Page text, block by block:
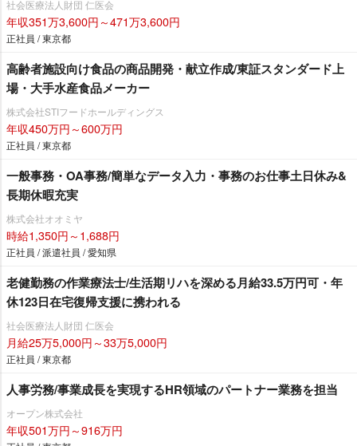
社会医療法人財団 仁医会
年収351万3,600円～471万3,600円
正社員 / 東京都
高齢者施設向け食品の商品開発・献立作成/東証スタンダード上
場・大手水産食品メーカー
株式会社STIフードホールディングス
年収450万円～600万円
正社員 / 東京都
一般事務・OA事務/簡単なデータ入力・事務のお仕事土日休み&
長期休暇充実
株式会社オオミヤ
時給1,350円～1,688円
正社員 / 派遣社員 / 愛知県
老健勤務の作業療法士/生活期リハを深める月給33.5万円可・年
休123日在宅復帰支援に携われる
社会医療法人財団 仁医会
月給25万5,000円～33万5,000円
正社員 / 東京都
人事労務/事業成長を実現するHR領域のパートナー業務を担当
オープン株式会社
年収501万円～916万円